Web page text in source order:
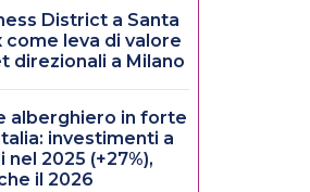
District a Santa
come leva di valore
direzionali a Milano
alberghiero in forte
investimenti a
nel 2025 (+27%),
il 2026